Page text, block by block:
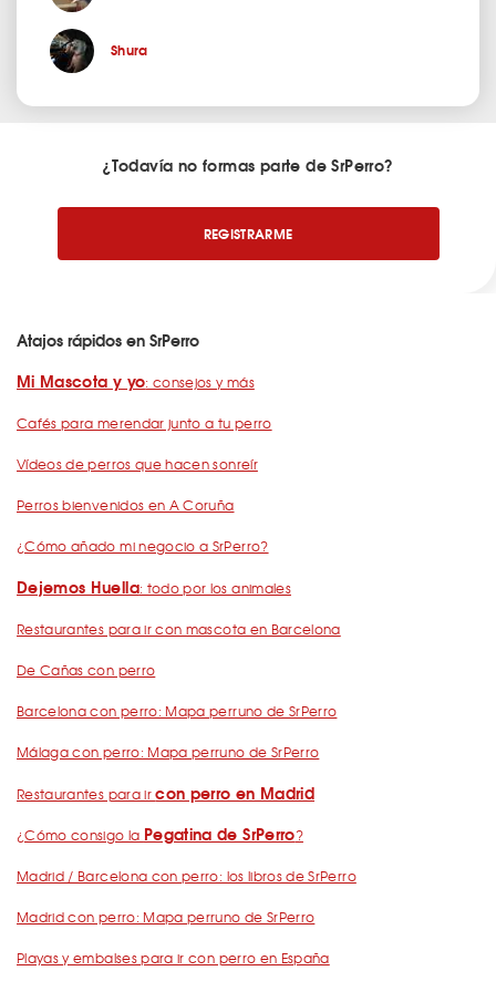
Shura
¿Todavía no formas parte de SrPerro?
REGISTRARME
Atajos rápidos en SrPerro
Mi Mascota y yo: consejos y más
Cafés para merendar junto a tu perro
Vídeos de perros que hacen sonreír
Perros bienvenidos en A Coruña
¿Cómo añado mi negocio a SrPerro?
Dejemos Huella: todo por los animales
Restaurantes para ir con mascota en Barcelona
De Cañas con perro
Barcelona con perro: Mapa perruno de SrPerro
Málaga con perro: Mapa perruno de SrPerro
Restaurantes para ircon perro en Madrid
¿Cómo consigo la Pegatina de SrPerro?
Madrid / Barcelona con perro: los libros de SrPerro
Madrid con perro: Mapa perruno de SrPerro
Playas y embalses para ir con perro en España